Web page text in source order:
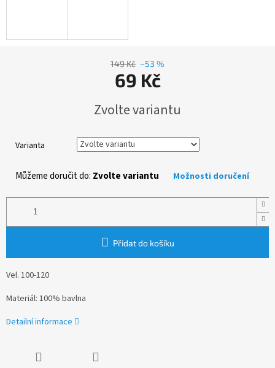
149 Kč –53 %
69 Kč
cena:
Zvolte variantu
Varianta
Můžeme doručit do: Zvolte variantu Možnosti doručení
Přidat do košíku
Vel. 100-120
Materiál: 100% bavlna
Detailní informace